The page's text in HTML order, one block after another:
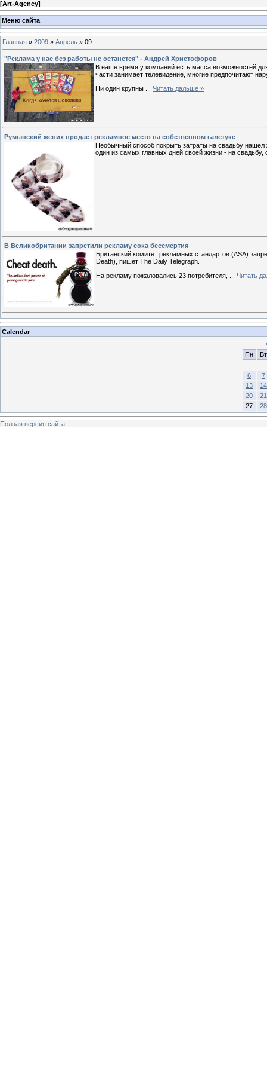
[Art-Agency]
Меню сайта
Главная » 2009 » Апрель » 09
"Реклама у нас без работы не останется" - Андрей Христофоров
В наше время у компаний есть масса возможностей
части занимает телевидение, многие предпочитают
Ни один крупны
Читать дальше »
Румынский жених продает рекламное место на собственном галстуке
Необычный способ покрыть затраты на свадьбу
один из самых главных дней своей жизни - на свадьбу,
В Великобритании запретили рекламу сока бессмертия
Британский комитет рекламных стандартов (ASA)
Death), пишет The Daily Telegraph.
На рекламу пожаловались 23 потребителя,
Читать
Calendar
Пн
Вт
6
7
13
14
20
21
27
28
Полная версия сайта